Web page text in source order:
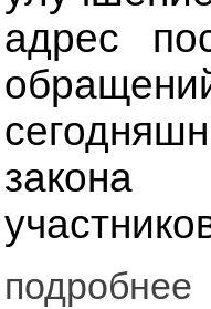
адрес
закона
подробнее